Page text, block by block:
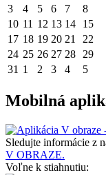
3
4 5 6 7 8
10 11 12 13 14 15
17 18 19 20 21 22
24 25 26 27 28 29
31 1 2 3 4 5
Mobilná
Sledujte informácie z
V OBRAZE.
Voľne k stiahnutiu: